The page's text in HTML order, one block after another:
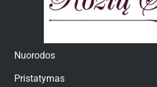
Nuorodos
Pristatymas